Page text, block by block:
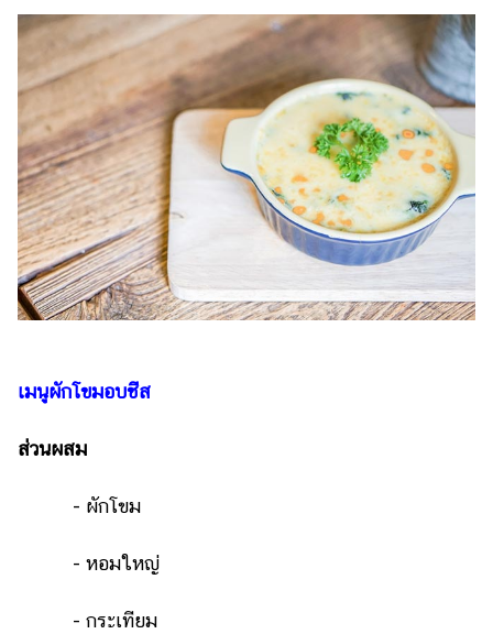
เมนูผักโขมอบชีส
ส่วนผสม
- ผักโขม
- หอมใหญ่
- กระเทียม